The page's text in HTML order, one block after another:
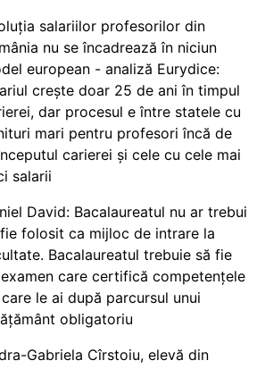
salariilor profesorilor din
nu se încadrează în niciun
european - analiză Eurydice:
crește doar 25 de ani în timpul
dar procesul e între statele cu
mari pentru profesori încă de
carierei și cele cu cele mai
salarii
David: Bacalaureatul nu ar trebui
folosit ca mijloc de intrare la
Bacalaureatul trebuie să fie
care certifică competențele
le ai după parcursul unui
obligatoriu
Gabriela Cîrstoiu, elevă din